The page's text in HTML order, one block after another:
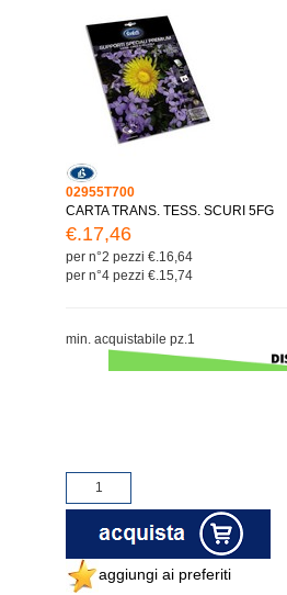
02955T700
CARTA TRANS. TESS. SCURI 5FG
€.17,46
per n°2 pezzi €.16,64
per n°4 pezzi €.15,74
min. acquistabile pz.1
aggiungi ai preferiti